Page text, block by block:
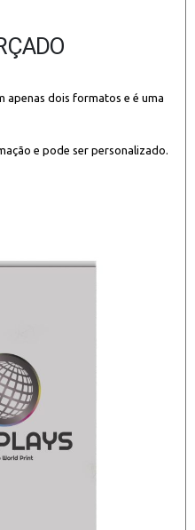
apenas dois formatos e é uma
e pode ser personalizado.